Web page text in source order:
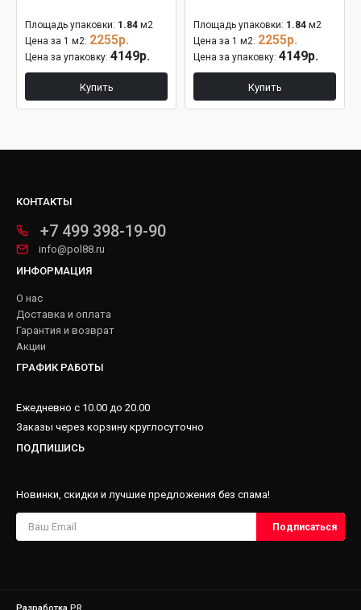
Площадь упаковки: 1.84 м2
Цена за 1 м2: 2255р.
Цена за упаковку: 4149р.
Купить
Площадь упаковки: 1.84 м2
Цена за 1 м2: 2255р.
Цена за упаковку: 4149р.
Купить
КОНТАКТЫ
+7 499 398-19-90
info@pol88.ru
ИНФОРМАЦИЯ
О нас
Доставка и оплата
Гарантия и возврат
Акции
ГРАФИК РАБОТЫ
Ежедневно с 10.00 до 20.00
Заказы через корзину круглосуточно
ПОДПИШИСЬ
Новинки, скидки и лучшие предложения без спама!